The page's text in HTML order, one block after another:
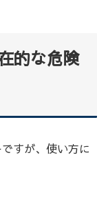
的な危険
すが、使い方に